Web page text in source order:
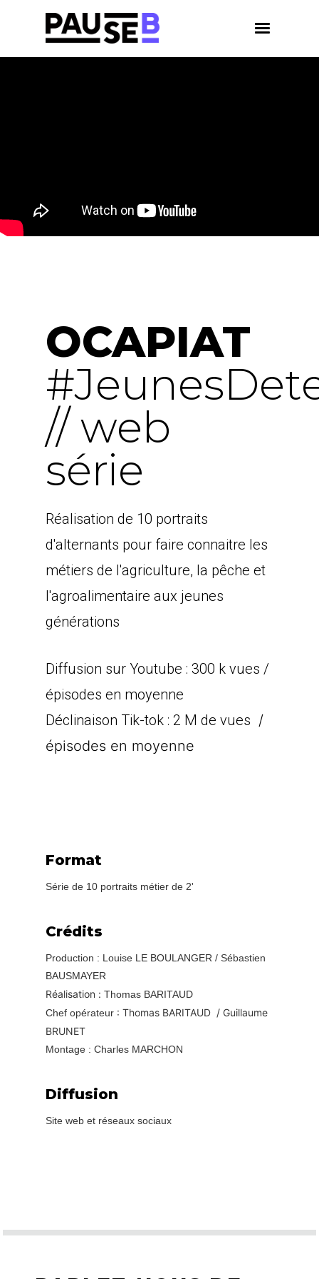
OCAPIAT
// web
série
Réalisation de 10 portraits
d'alternants pour faire connaitre les
métiers de l'agriculture, la pêche et
l'agroalimentaire aux jeunes
générations
Diffusion sur Youtube : 300 k vues /
épisodes en moyenne
Déclinaison Tik-tok : 2 M de vues /
épisodes en moyenne
Format
Série de 10 portraits métier de 2'
Crédits
Production : Louise LE BOULANGER / Sébastien
BAUSMAYER
Réalisation : Thomas BARITAUD
Chef opérateur : Thomas BARITAUD / Guillaume
BRUNET
Montage : Charles MARCHON
Diffusion
Site web et réseaux sociaux